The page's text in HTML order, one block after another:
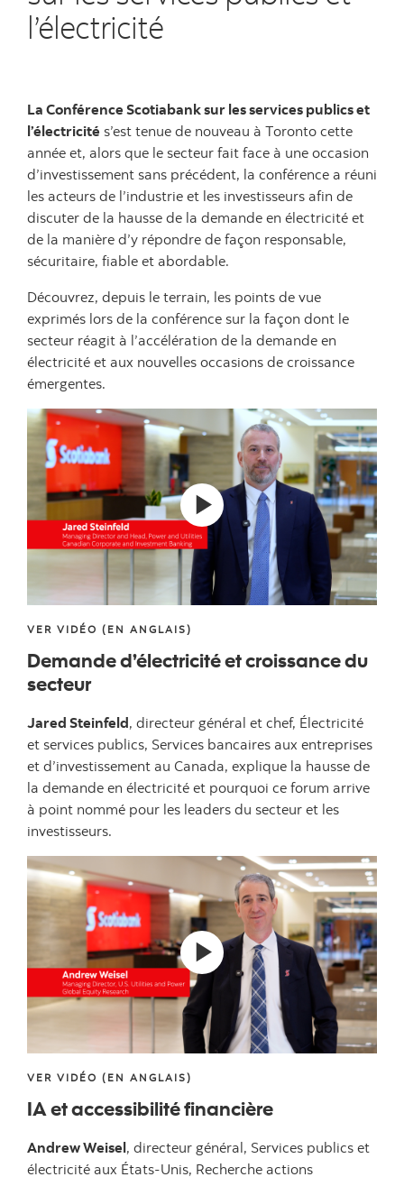
l’électricité
La Conférence Scotiabank sur les services publics et
l’électricité s’est tenue de nouveau à Toronto cette
année et, alors que le secteur fait face à une occasion
d’investissement sans précédent, la conférence a réuni
les acteurs de l’industrie et les investisseurs afin de
discuter de la hausse de la demande en électricité et
de la manière d’y répondre de façon responsable,
sécuritaire, fiable et abordable.
Découvrez, depuis le terrain, les points de vue
exprimés lors de la conférence sur la façon dont le
secteur réagit à l’accélération de la demande en
électricité et aux nouvelles occasions de croissance
émergentes.
VER VIDÉO (EN ANGLAIS)
Demande d’électricité et croissance du
secteur
Jared Steinfeld, directeur général et chef, Électricité
et services publics, Services bancaires aux entreprises
et d’investissement au Canada, explique la hausse de
la demande en électricité et pourquoi ce forum arrive
à point nommé pour les leaders du secteur et les
investisseurs.
VER VIDÉO (EN ANGLAIS)
IA et accessibilité financière
Andrew Weisel, directeur général, Services publics et
électricité aux États-Unis, Recherche actions